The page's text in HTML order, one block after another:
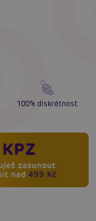
100% diskrétnost